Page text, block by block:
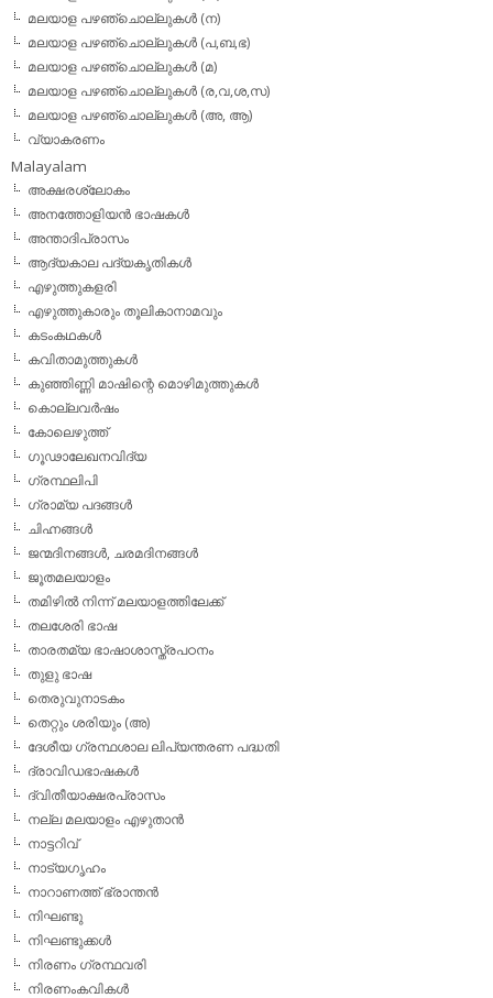
മലയാള പഴഞ്ചൊല്ലുകള്‍ (ന)
മലയാള പഴഞ്ചൊല്ലുകള്‍ (പ,ബ,ഭ)
മലയാള പഴഞ്ചൊല്ലുകള്‍ (മ)
മലയാള പഴഞ്ചൊല്ലുകള്‍ (ര,വ,ശ,സ)
മലയാള പഴഞ്ചൊല്ലുകൾ (അ, ആ)
വ്യാകരണം
Malayalam
അക്ഷരശ്ലോകം
അനത്തോളിയന്‍ ഭാഷകള്‍
അന്താദിപ്രാസം
ആദ്യകാല പദ്യകൃതികള്‍
എഴുത്തുകളരി
എഴുത്തുകാരും തൂലികാനാമവും
കടംകഥകള്‍
കവിതാമുത്തുകള്‍
കുഞ്ഞിണ്ണി മാഷിന്റെ മൊഴിമുത്തുകള്‍
കൊല്ലവര്‍ഷം
കോലെഴുത്ത്
ഗൂഢാലേഖനവിദ്യ
ഗ്രന്ഥലിപി
ഗ്രാമ്യ പദങ്ങള്‍
ചിഹ്നങ്ങള്‍
ജന്മദിനങ്ങള്‍, ചരമദിനങ്ങള്‍
ജൂതമലയാളം
തമിഴില്‍ നിന്ന് മലയാളത്തിലേക്ക്
തലശേരി ഭാഷ
താരതമ്യ ഭാഷാശാസ്ത്രപഠനം
തുളു ഭാഷ
തെരുവുനാടകം
തെറ്റും ശരിയും (അ)
ദേശീയ ഗ്രന്ഥശാല ലിപ്യന്തരണ പദ്ധതി
ദ്രാവിഡഭാഷകള്‍
ദ്വിതീയാക്ഷരപ്രാസം
നല്ല മലയാളം എഴുതാന്‍
നാട്ടറിവ്
നാട്യഗൃഹം
നാറാണത്ത് ഭ്രാന്തന്‍
നിഘണ്ടു
നിഘണ്ടുക്കള്‍
നിരണം ഗ്രന്ഥവരി
നിരണംകവികള്‍